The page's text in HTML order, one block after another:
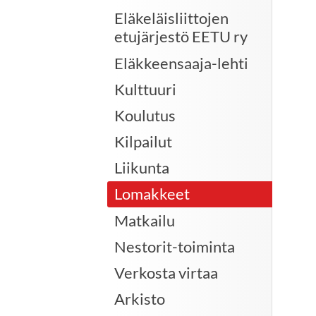
Eläkeläisliittojen
etujärjestö EETU ry
Eläkkeensaaja-lehti
Kulttuuri
Koulutus
Kilpailut
Liikunta
Lomakkeet
Matkailu
Nestorit-toiminta
Verkosta virtaa
Arkisto